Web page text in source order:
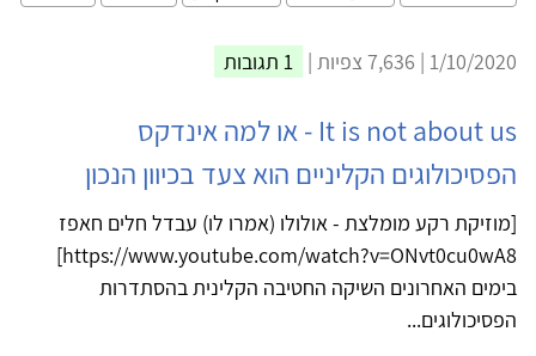
1/10/2020 | 7,636 צפיות | 1 תגובות
It is not about us - או למה אינדקס
הפסיכולוגים הקליניים הוא צעד בכיוון הנכון
[מוזיקת רקע מומלצת - אולולו (אמרו לו) עבדל חלים חאפז
https://www.youtube.com/watch?v=ONvt0cu0wA8]
בימים האחרונים השיקה החטיבה הקלינית בהסתדרות
הפסיכולוגים...